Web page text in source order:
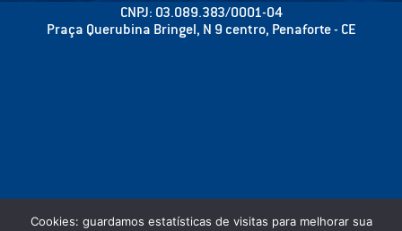
CNPJ: 03.089.383/0001-04
Praça Querubina Bringel, N 9 centro, Penaforte - CE
Cookies: guardamos estatísticas de visitas para melhorar sua